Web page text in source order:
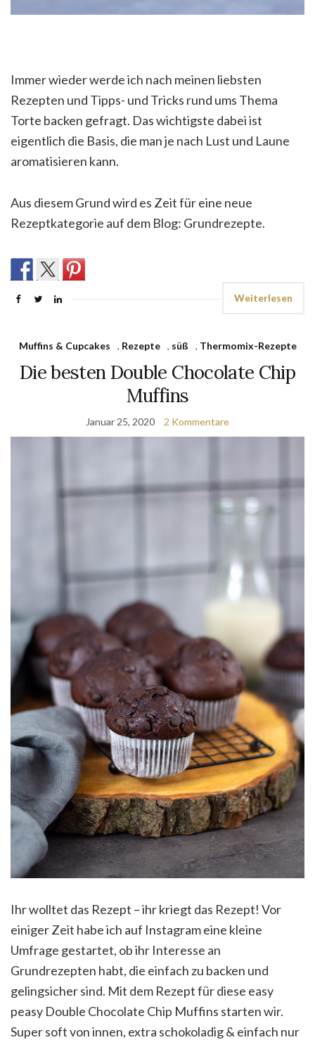
Immer wieder werde ich nach meinen liebsten
Rezepten und Tipps- und Tricks rund ums Thema
Torte backen gefragt. Das wichtigste dabei ist
eigentlich die Basis, die man je nach Lust und Laune
aromatisieren kann.
Aus diesem Grund wird es Zeit für eine neue
Rezeptkategorie auf dem Blog: Grundrezepte.
Weiterlesen
Muffins & Cupcakes , Rezepte , süß , Thermomix-Rezepte
Die besten Double Chocolate Chip
Muffins
Januar 25, 2020 2 Kommentare
Ihr wolltet das Rezept – ihr kriegt das Rezept! Vor
einiger Zeit habe ich auf Instagram eine kleine
Umfrage gestartet, ob ihr Interesse an
Grundrezepten habt, die einfach zu backen und
gelingsicher sind. Mit dem Rezept für diese easy
peasy Double Chocolate Chip Muffins starten wir.
Super soft von innen, extra schokoladig & einfach nur